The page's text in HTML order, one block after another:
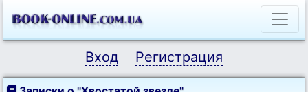
Вход Регистрация